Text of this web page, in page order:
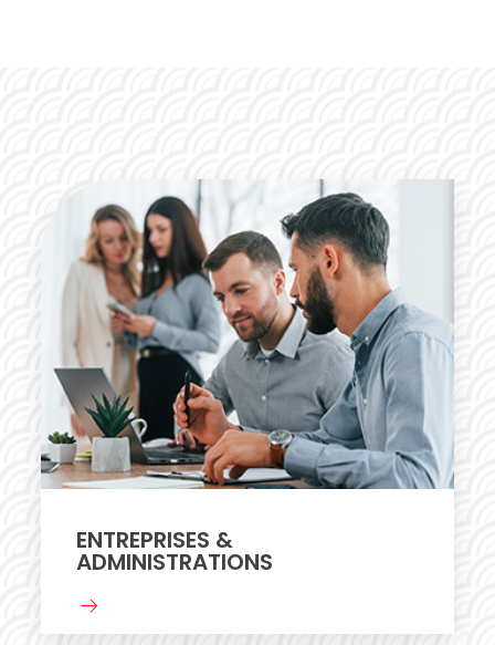
ENTREPRISES &
ADMINISTRATIONS